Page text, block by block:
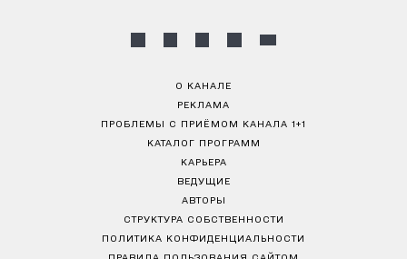
О КАНАЛЕ
РЕКЛАМА
ПРОБЛЕМЫ С ПРИЁМОМ КАНАЛА 1+1
КАТАЛОГ ПРОГРАММ
КАРЬЕРА
ВЕДУЩИЕ
АВТОРЫ
СТРУКТУРА СОБСТВЕННОСТИ
ПОЛИТИКА КОНФИДЕНЦИАЛЬНОСТИ
ПРАВИЛА ПОЛЬЗОВАНИЯ САЙТОМ